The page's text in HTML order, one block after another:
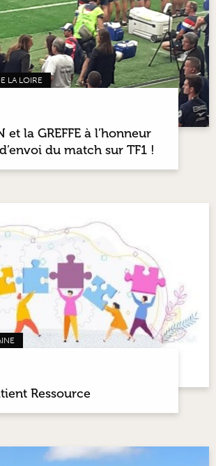
LA LOIRE
et la GREFFE à l’honneur
du match sur TF1 !
Ressource